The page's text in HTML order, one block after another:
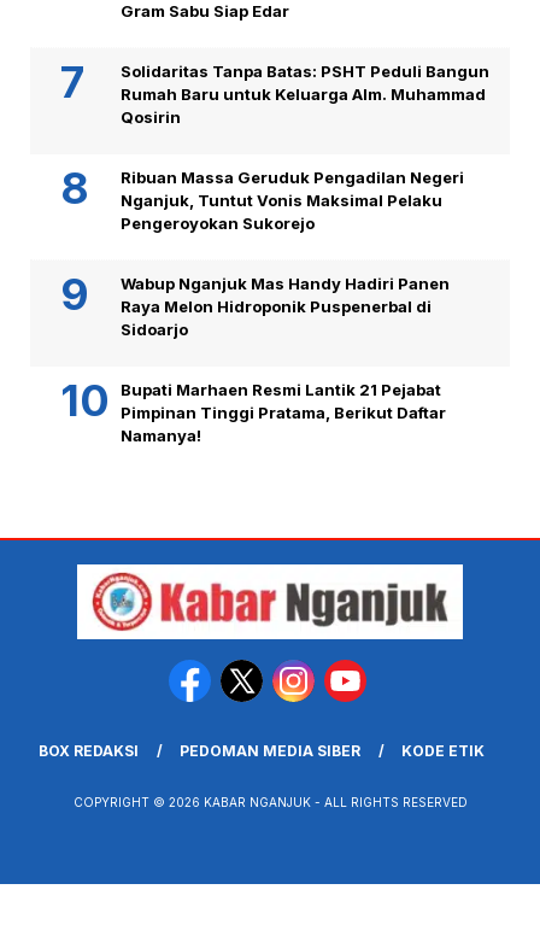
Gram Sabu Siap Edar
Solidaritas Tanpa Batas: PSHT Peduli Bangun
Rumah Baru untuk Keluarga Alm. Muhammad
Qosirin
Ribuan Massa Geruduk Pengadilan Negeri
Nganjuk, Tuntut Vonis Maksimal Pelaku
Pengeroyokan Sukorejo
Wabup Nganjuk Mas Handy Hadiri Panen
Raya Melon Hidroponik Puspenerbal di
Sidoarjo
Bupati Marhaen Resmi Lantik 21 Pejabat
Pimpinan Tinggi Pratama, Berikut Daftar
Namanya!
BOX REDAKSI PEDOMAN MEDIA SIBER KODE ETIK
COPYRIGHT © 2026 KABAR NGANJUK - ALL RIGHTS RESERVED